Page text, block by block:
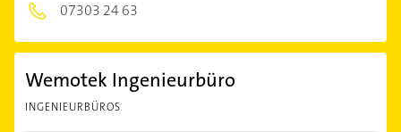
07303 24 63
Wemotek Ingenieurbüro
INGENIEURBÜROS